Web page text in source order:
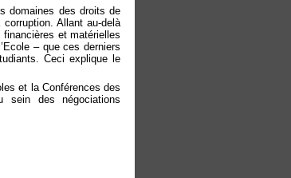
domaines des droits de
Allant au-delà
et matérielles
– que ces derniers
Ceci explique le
et la Conférences des
sein des négociations